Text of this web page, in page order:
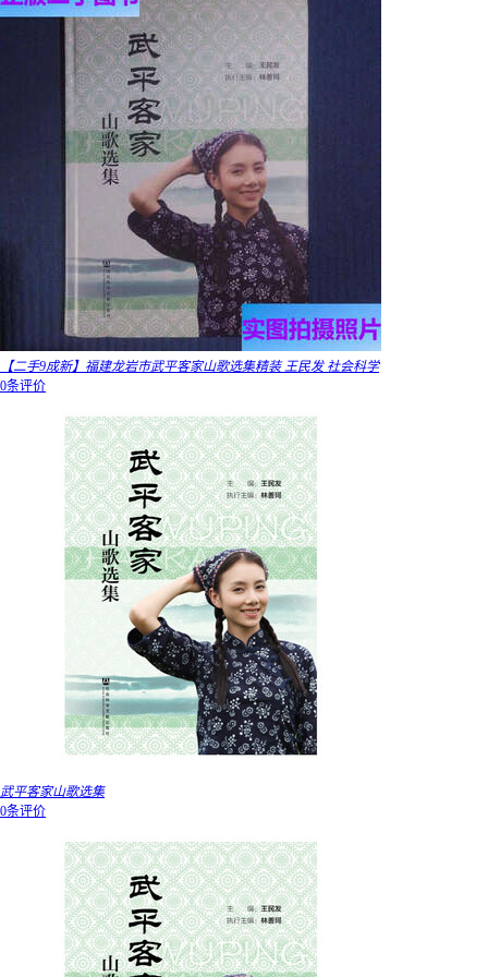
【二手9成新】福建龙岩市武平客家山歌选集精装 王民发 社会科学
0条评价
武平客家山歌选集
0条评价